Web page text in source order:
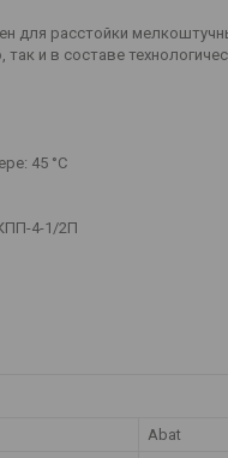
для расстойки
и в составе
45 °C
4-1/2П
Abat